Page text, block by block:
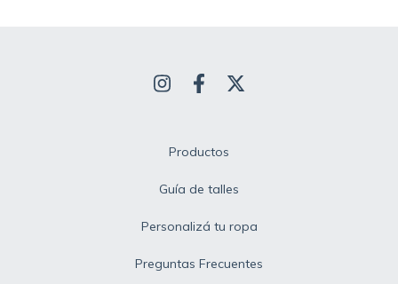
Productos
Guía de talles
Personalizá tu ropa
Preguntas Frecuentes